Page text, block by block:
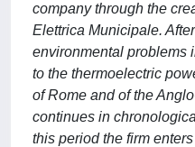
company through the
Elettrica Municipale.
environmental problems
to the thermoelectric
of Rome and of the
continues in
this period the firm